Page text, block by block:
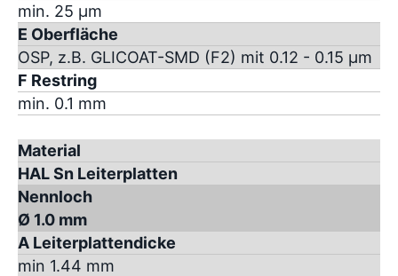
min. 25 µm
E Oberfläche
OSP, z.B. GLICOAT-SMD (F2) mit 0.12 - 0.15 µm
F Restring
min. 0.1 mm
Material
HAL Sn Leiterplatten
Nennloch
Ø 1.0 mm
A Leiterplattendicke
min 1.44 mm